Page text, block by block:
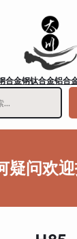
合金钢钛合金铝合
疑问欢